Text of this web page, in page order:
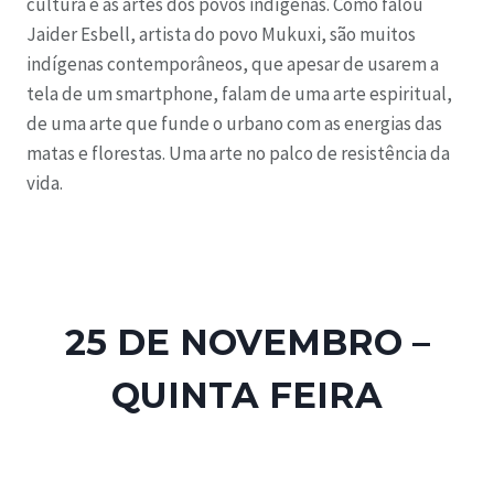
Jaider Esbell, artista do povo Mukuxi, são muitos
indígenas contemporâneos, que apesar de usarem a
tela de um smartphone, falam de uma arte espiritual,
de uma arte que funde o urbano com as energias das
matas e florestas. Uma arte no palco de resistência da
vida.
25 DE NOVEMBRO –
QUINTA FEIRA